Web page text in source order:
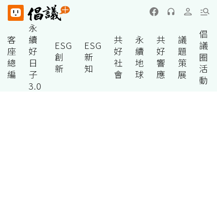
客
座
總
編
永
續
好
日
子
3.0
ESG
創
新
ESG
新
知
共
好
社
會
永
續
地
球
共
好
響
應
議
題
策
展
倡
議
圈
活
動